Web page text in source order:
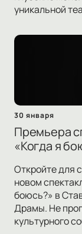
уникальной
30 января
Премьера
«Когда я
Откройте для
новом
боюсь?» в
Драмы. Не
культурного